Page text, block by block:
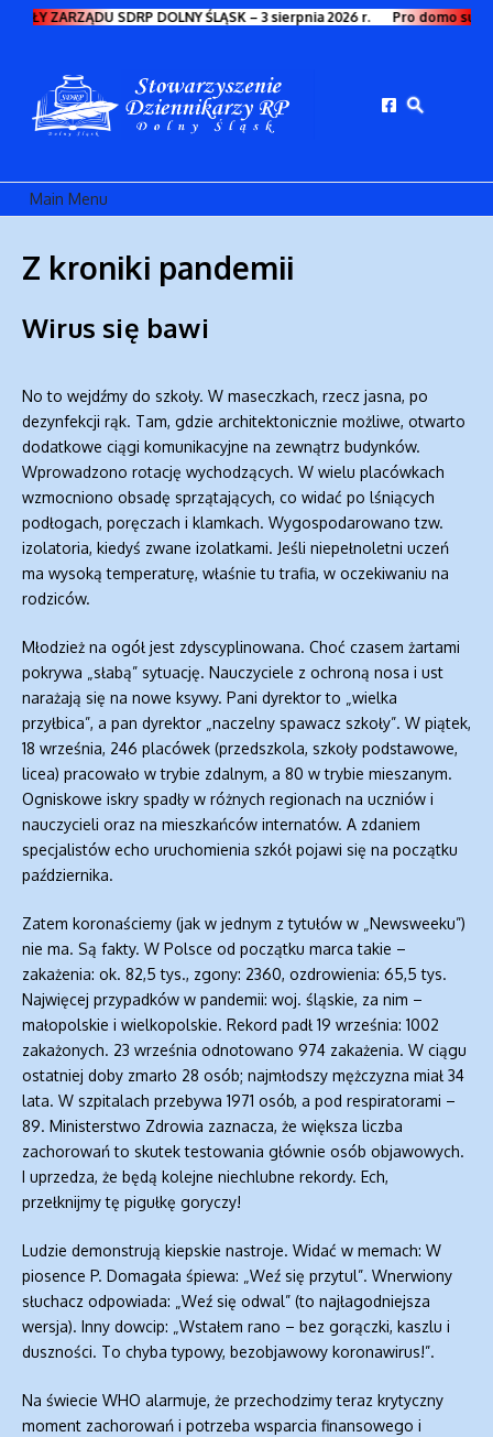
Przejdź do treści
ZARZĄDU SDRP DOLNY ŚLĄSK – 3 sierpnia 2026 r. Pro domo sua
Main Menu
Z kroniki pandemii
Wirus się bawi
No to wejdźmy do szkoły. W maseczkach, rzecz jasna, po
dezynfekcji rąk. Tam, gdzie architektonicznie możliwe, otwarto
dodatkowe ciągi komunikacyjne na zewnątrz budynków.
Wprowadzono rotację wychodzących. W wielu placówkach
wzmocniono obsadę sprzątających, co widać po lśniących
podłogach, poręczach i klamkach. Wygospodarowano tzw.
izolatoria, kiedyś zwane izolatkami. Jeśli niepełnoletni uczeń
ma wysoką temperaturę, właśnie tu trafia, w oczekiwaniu na
rodziców.
Młodzież na ogół jest zdyscyplinowana. Choć czasem żartami
pokrywa „słabą” sytuację. Nauczyciele z ochroną nosa i ust
narażają się na nowe ksywy. Pani dyrektor to „wielka
przyłbica”, a pan dyrektor „naczelny spawacz szkoły”. W piątek,
18 września, 246 placówek (przedszkola, szkoły podstawowe,
licea) pracowało w trybie zdalnym, a 80 w trybie mieszanym.
Ogniskowe iskry spadły w różnych regionach na uczniów i
nauczycieli oraz na mieszkańców internatów. A zdaniem
specjalistów echo uruchomienia szkół pojawi się na początku
października.
Zatem koronaściemy (jak w jednym z tytułów w „Newsweeku”)
nie ma. Są fakty. W Polsce od początku marca takie –
zakażenia: ok. 82,5 tys., zgony: 2360, ozdrowienia: 65,5 tys.
Najwięcej przypadków w pandemii: woj. śląskie, za nim –
małopolskie i wielkopolskie. Rekord padł 19 września: 1002
zakażonych. 23 września odnotowano 974 zakażenia. W ciągu
ostatniej doby zmarło 28 osób; najmłodszy mężczyzna miał 34
lata. W szpitalach przebywa 1971 osób, a pod respiratorami –
89. Ministerstwo Zdrowia zaznacza, że większa liczba
zachorowań to skutek testowania głównie osób objawowych.
I uprzedza, że będą kolejne niechlubne rekordy. Ech,
przełknijmy tę pigułkę goryczy!
Ludzie demonstrują kiepskie nastroje. Widać w memach: W
piosence P. Domagała śpiewa: „Weź się przytul”. Wnerwiony
słuchacz odpowiada: „Weź się odwal” (to najłagodniejsza
wersja). Inny dowcip: „Wstałem rano – bez gorączki, kaszlu i
duszności. To chyba typowy, bezobjawowy koronawirus!”.
Na świecie WHO alarmuje, że przechodzimy teraz krytyczny
moment zachorowań i potrzeba wsparcia finansowego i